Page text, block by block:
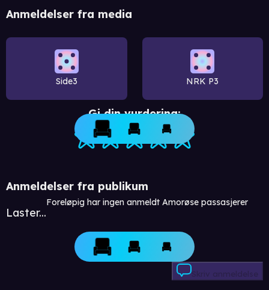
Anmeldelser fra media
Side3 NRK P3
Gi din vurdering:
Anmeldelser fra publikum
Laster...
Foreløpig har ingen anmeldt Amorøse passasjerer
Skriv anmeldelse